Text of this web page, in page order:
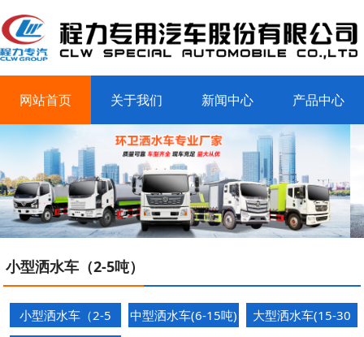
网站首页 关于我们 新闻中心 产品中心
客户案例 联系我们
小型洒水车（2-5吨）
小型洒水车（2-5
中型洒水车(6-15吨)
大型洒水车(15-30